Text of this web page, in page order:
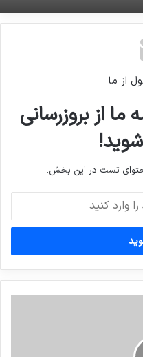
از ما
از بروزرسانی
تست در این بخش.